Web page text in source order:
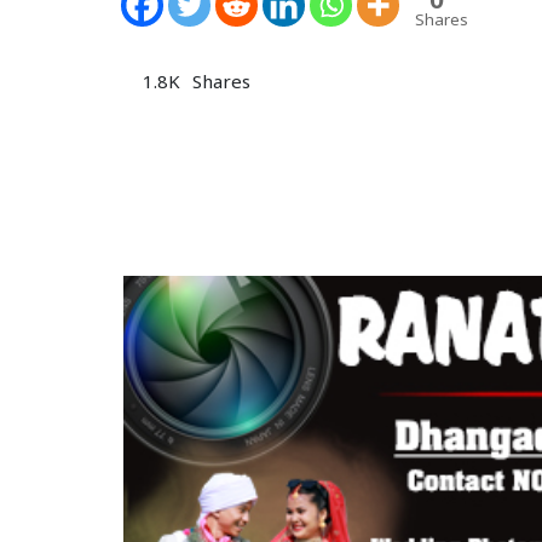
Shares
1.8K Shares